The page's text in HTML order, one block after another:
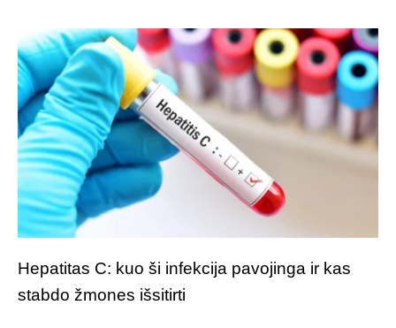
Hepatitas C: kuo ši infekcija pavojinga ir kas
stabdo žmones išsitirti